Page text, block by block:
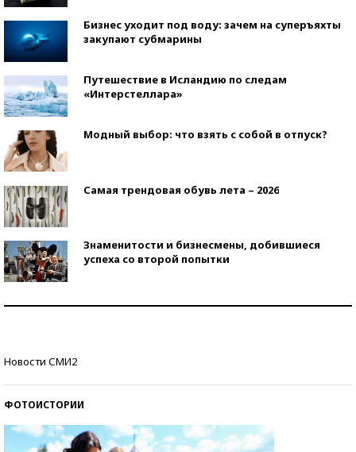
Бизнес уходит под воду: зачем на суперъяхты
закупают субмарины
Путешествие в Исландию по следам
«Интерстеллара»
Модный выбор: что взять с собой в отпуск?
Самая трендовая обувь лета – 2026
Знаменитости и бизнесмены, добившиеся
успеха со второй попытки
Новости СМИ2
ФОТОИСТОРИИ